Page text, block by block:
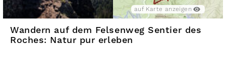
Hochvogesen
,
auf Karte anzeigen
auf Karte ausblenden
auf Karte anzeigen
Wandern auf dem Felsenweg Sentier des
Roches: Natur pur erleben